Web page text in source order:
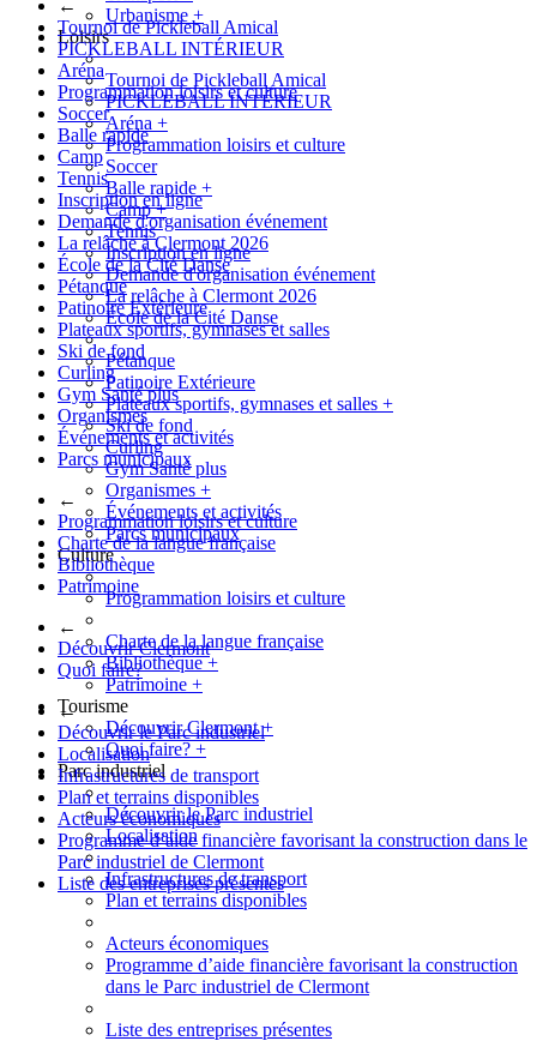
←
Tournoi de Pickleball Amical
PICKLEBALL INTÉRIEUR
Aréna
Programmation loisirs et culture
Soccer
Balle rapide
Camp
Tennis
Inscription en ligne
Demande d'organisation événement
La relâche à Clermont 2026
École de la Cité Danse
Pétanque
Patinoire Extérieure
Plateaux sportifs, gymnases et salles
Ski de fond
Curling
Gym Santé plus
Organismes
Événements et activités
Parcs municipaux
←
Programmation loisirs et culture
Charte de la langue française
Bibliothèque
Patrimoine
←
Découvrir Clermont
Quoi faire?
←
Découvrir le Parc industriel
Localisation
Infrastructures de transport
Plan et terrains disponibles
Acteurs économiques
Programme d’aide financière favorisant la construction dans le
Parc industriel de Clermont
Liste des entreprises présentes
Urbanisme +
Loisirs
Tournoi de Pickleball Amical
PICKLEBALL INTÉRIEUR
Aréna +
Programmation loisirs et culture
Soccer
Balle rapide +
Camp+
Tennis
Inscription en ligne
Demande d'organisation événement
La relâche à Clermont 2026
École de la Cité Danse
Pétanque
Patinoire Extérieure
Plateaux sportifs, gymnases et salles +
Ski de fond
Curling
Gym Santé plus
Organismes +
Événements et activités
Parcs municipaux
Culture
Programmation loisirs et culture
Charte de la langue française
Bibliothèque+
Patrimoine +
Tourisme
Découvrir Clermont+
Quoi faire? +
Parc industriel
Découvrir le Parc industriel
Localisation
Infrastructures de transport
Plan et terrains disponibles
Acteurs économiques
Programme d’aide financière favorisant la construction
dans le Parc industriel de Clermont
Liste des entreprises présentes